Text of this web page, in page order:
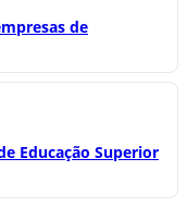
de
Educação Superior